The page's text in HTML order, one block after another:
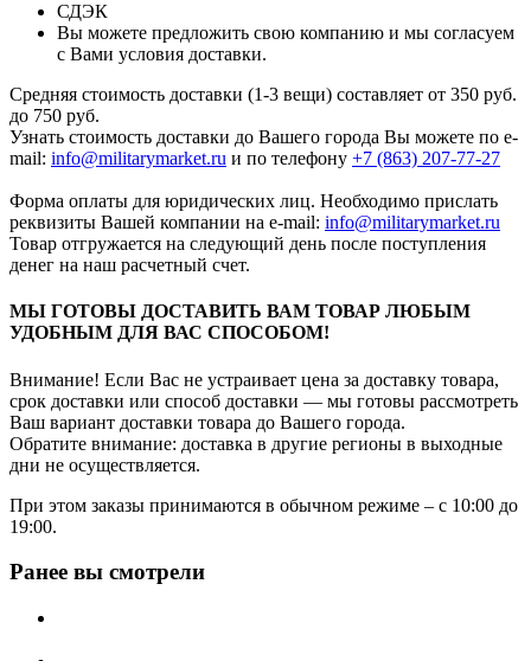
СДЭК
Вы можете предложить свою компанию и мы согласуем
с Вами условия доставки.
Средняя стоимость доставки (1-3 вещи) составляет от 350 руб.
до 750 руб.
Узнать стоимость доставки до Вашего города Вы можете по e-
mail: info@militarymarket.ru и по телефону +7 (863) 207-77-27
Форма оплаты для юридических лиц. Необходимо прислать
реквизиты Вашей компании на е-mail: info@militarymarket.ru
Товар отгружается на следующий день после поступления
денег на наш расчетный счет.
МЫ ГОТОВЫ ДОСТАВИТЬ ВАМ ТОВАР ЛЮБЫМ
УДОБНЫМ ДЛЯ ВАС СПОСОБОМ!
Внимание! Если Вас не устраивает цена за доставку товара,
срок доставки или способ доставки — мы готовы рассмотреть
Ваш вариант доставки товара до Вашего города.
Обратите внимание: доставка в другие регионы в выходные
дни не осуществляется.
При этом заказы принимаются в обычном режиме – с 10:00 до
19:00.
Ранее вы смотрели